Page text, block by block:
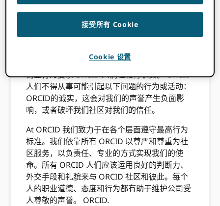
ORCID 致力于公平、公正、合乎道德和正当的
方式开展业务，并完全遵守所有适用法律和法
规。诚信和诚实是公司成员之间所有关系的基
础。 ORCID 社区，包括 ORCID 人员、用户、会
员、供应商、合作伙伴和公众。最高标准的道德
商业行为要求 ORCID 人们在履行职责。 ORCID
人们不得从事可能引起以下问题的行为或活动：
ORCID的诚实，这会对我们的声誉产生负面影
响，或者破坏我们社区对我们的信任。
At ORCID 我们致力于在各个层面遵守最高行为
标准。我们依靠所有 ORCID 以尊严和尊重为社
区服务，以负责任、专业的方式实现我们的使
命。所有 ORCID 人们应该运用良好的判断力、
外交手段和礼貌来与 ORCID 社区和彼此。每个
人的职业道德、态度和行为都有助于维护公司受
人尊敬的声誉。 ORCID.
接受所有 Cookie
Cookie 设置